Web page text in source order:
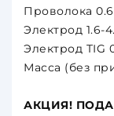
Проволока
Электрод 1.6-
Электрод TIG
Масса (без
АКЦИЯ!